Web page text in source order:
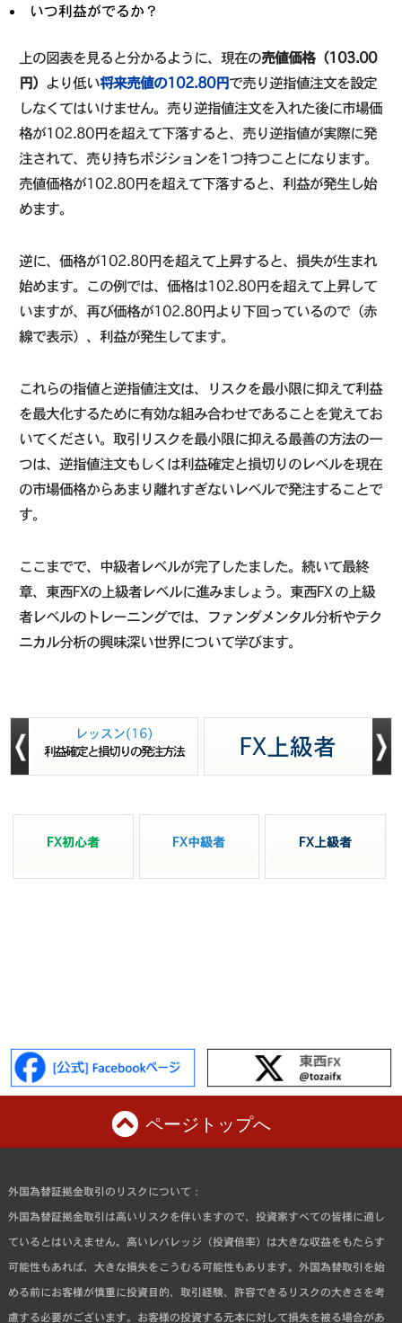
いつ利益がでるか？
上の図表を見ると分かるように、現在の売値価格（103.00
円） より低い将来売値の102.80円で売り逆指値注文を設定
しなくてはいけません。売り逆指値注文を入れた後に市場価
格が102.80円を超えて下落すると、売り逆指値が実際に発
注されて、売り持ちポジションを1つ持つことになります。
売値価格が102.80円を超えて下落すると、利益が発生し始
めます。
逆に、価格が102.80円を超えて上昇すると、損失が生まれ
始めます。この例では、価格は102.80円を超えて上昇して
いますが、再び価格が102.80円より下回っているので（赤
線で表示）、利益が発生してます。
これらの指値と逆指値注文は、リスクを最小限に抑えて利益
を最大化するために有効な組み合わせであることを覚えてお
いてください。取引リスクを最小限に抑える最善の方法の一
つは、逆指値注文もしくは利益確定と損切りのレベルを現在
の市場価格からあまり離れすぎないレベルで発注することで
す。
ここまでで、中級者レベルが完了したました。続いて最終
章、東西FXの上級者レベルに進みましょう。東西FX の上級
者レベルのトレーニングでは、ファンダメンタル分析やテク
ニカル分析の興味深い世界について学びます。
レッスン(16)
利益確定と損切りの発注方法
FX上級者
FX初心者 FX中級者 FX上級者
ページトップへ
外国為替証拠金取引のリスクについて：
外国為替証拠金取引は高いリスクを伴いますので、投資家すべての皆様に適し
ているとはいえません。高いレバレッジ（投資倍率）は大きな収益をもたらす
可能性もあれば、大きな損失をこうむる可能性もあります。外国為替取引を始
める前にお客様が慎重に投資目的、取引経験、許容できるリスクの大きさを考
慮する必要がございます。お客様の投資する元本に対して損失を被る場合があ